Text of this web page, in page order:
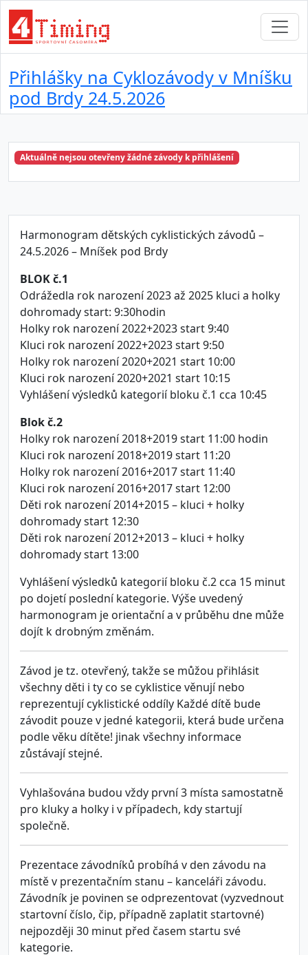
Přihlášky na Cyklozávody v Mníšku
pod Brdy 24.5.2026
Aktuálně nejsou otevřeny žádné závody k přihlášení
Harmonogram dětských cyklistických závodů –
24.5.2026 – Mníšek pod Brdy
BLOK č.1
Odrážedla rok narození 2023 až 2025 kluci a holky
dohromady start: 9:30hodin
Holky rok narození 2022+2023 start 9:40
Kluci rok narození 2022+2023 start 9:50
Holky rok narození 2020+2021 start 10:00
Kluci rok narození 2020+2021 start 10:15
Vyhlášení výsledků kategorií bloku č.1 cca 10:45
Blok č.2
Holky rok narození 2018+2019 start 11:00 hodin
Kluci rok narození 2018+2019 start 11:20
Holky rok narození 2016+2017 start 11:40
Kluci rok narození 2016+2017 start 12:00
Děti rok narození 2014+2015 – kluci + holky
dohromady start 12:30
Děti rok narození 2012+2013 – kluci + holky
dohromady start 13:00
Vyhlášení výsledků kategorií bloku č.2 cca 15 minut
po dojetí poslední kategorie. Výše uvedený
harmonogram je orientační a v průběhu dne může
dojít k drobným změnám.
Závod je tz. otevřený, takže se můžou přihlásit
všechny děti i ty co se cyklistice věnují nebo
reprezentují cyklistické oddíly Každé dítě bude
závodit pouze v jedné kategorii, která bude určena
podle věku dítěte! jinak všechny informace
zůstávají stejné.
Vyhlašována budou vždy první 3 místa samostatně
pro kluky a holky i v případech, kdy startují
společně.
Prezentace závodníků probíhá v den závodu na
místě v prezentačním stanu – kanceláři závodu.
Závodník je povinen se odprezentovat (vyzvednout
startovní číslo, čip, případně zaplatit startovné)
nejpozději 30 minut před časem startu své
kategorie.